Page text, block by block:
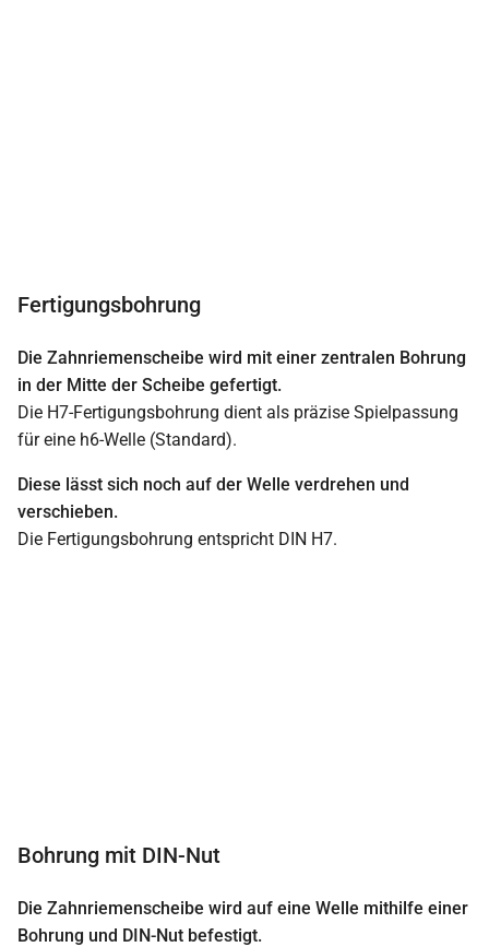
Fertigungsbohrung
Die Zahnriemenscheibe wird mit einer zentralen Bohrung
in der Mitte der Scheibe gefertigt.
Die H7-Fertigungsbohrung dient als präzise Spielpassung
für eine h6-Welle (Standard).
Diese lässt sich noch auf der Welle verdrehen und
verschieben.
Die Fertigungsbohrung entspricht DIN H7.
Bohrung mit DIN-Nut
Die Zahnriemenscheibe wird auf eine Welle mithilfe einer
Bohrung und DIN-Nut befestigt.